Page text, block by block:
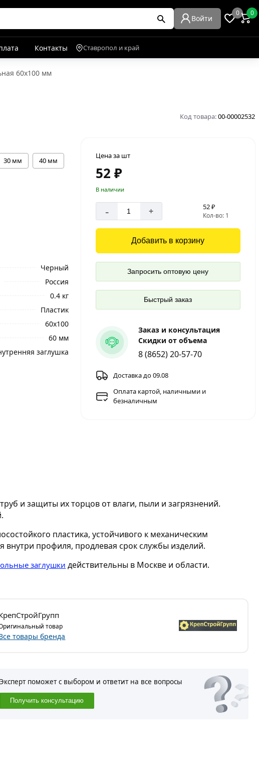
Войти
0 0
Контакты Ставропол и край
60х100 мм
Код товара:00-00002532
30 мм 40 мм
Черный
Россия
0.4 кг
Пластик
60х100
60 мм
заглушка
Цена за шт
52 ₽
В наличии
- + 52 ₽
Кол-во: 1
Добавить в корзину
Запросить оптовую цену
Быстрый заказ
Заказ и консультация
Скидки от объема
8 (8652) 20-57-70
Доставка до 09.08
Оплата картой, наличными и
безналичным
и защиты их торцов от влаги, пыли и загрязнений.
пластика, устойчивого к механическим
внутри профиля, продлевая срок службы изделий.
заглушки действительны в Москве и области.
товар
товары бренда
Эксперт поможет с выбором и ответит на все вопросы
Получить консультацию